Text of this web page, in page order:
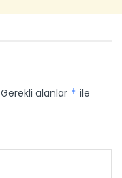
Gerekli alanlar * ile